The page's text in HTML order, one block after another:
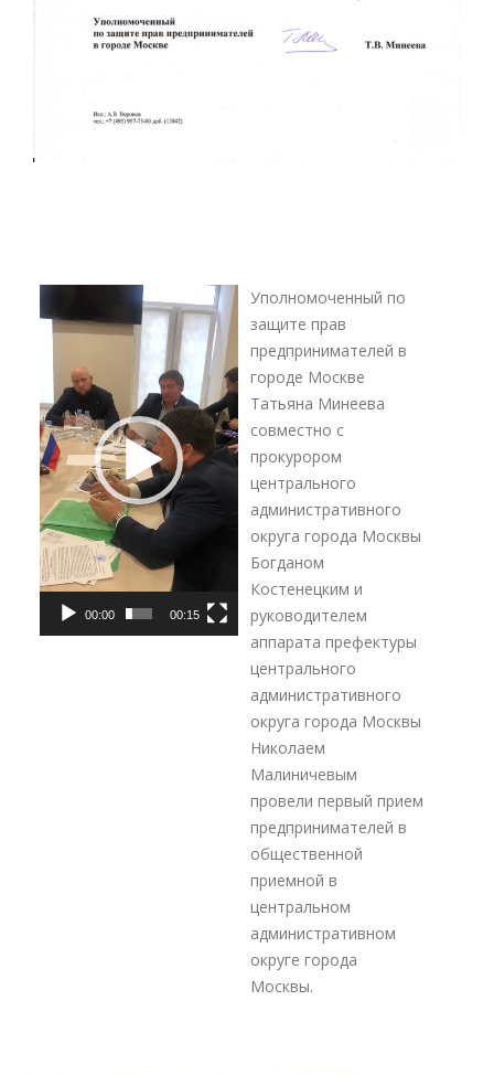
00:00 00:15
Уполномоченный по
защите прав
предпринимателей в
городе Москве
Татьяна Минеева
совместно с
прокурором
центрального
административного
округа города Москвы
Богданом
Костенецким и
руководителем
аппарата префектуры
центрального
административного
округа города Москвы
Николаем
Малиничевым
провели первый прием
предпринимателей в
общественной
приемной в
центральном
административном
округе города
Москвы.